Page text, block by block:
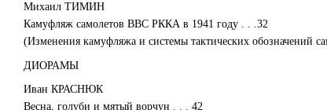
Михаил ТИМИН
Камуфляж самолетов ВВС РККА в 1941 году . . .32
(Изменения камуфляжа и системы тактических
ДИОРАМЫ
Иван КРАСНЮК
Весна, голуби и мятый ворчун . . . 42